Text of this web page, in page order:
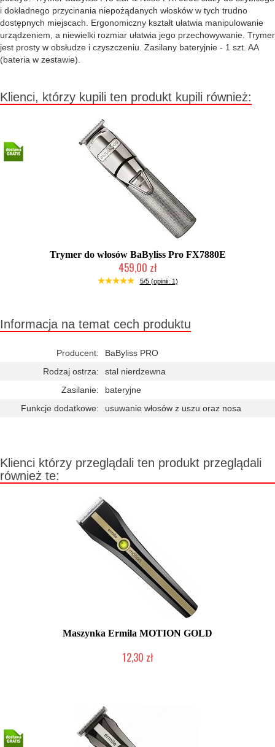
i dokładnego przycinania niepożądanych włosków w tych trudno
dostępnych miejscach. Ergonomiczny kształt ułatwia manipulowanie
urządzeniem, a niewielki rozmiar ułatwia jego przechowywanie. Trymer
jest prosty w obsłudze i czyszczeniu. Zasilany bateryjnie - 1 szt. AA
(bateria w zestawie).
Klienci, którzy kupili ten produkt kupili również:
Trymer do włosów BaByliss Pro FX7880E
459,00 zł
Mała ilość (wysyłka w 24h)
5/5 (opinii: 1)
Informacja na temat cech produktu
Producent:
BaByliss PRO
Rodzaj ostrza:
stal nierdzewna
Zasilanie:
bateryjne
Funkcje dodatkowe:
usuwanie włosów z uszu oraz nosa
Klienci którzy przeglądali ten produkt przeglądali
również te:
Maszynka Ermila MOTION GOLD
12,30 zł